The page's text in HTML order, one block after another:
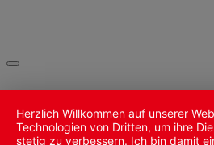
Herzlich Willkommen auf unserer
Technologien von Dritten, um ihre
stetig zu verbessern. Ich bin damit